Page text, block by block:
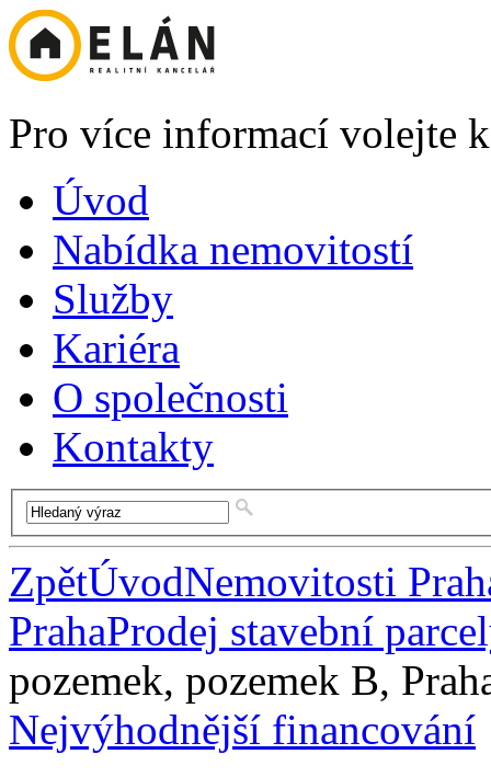
Pro více informací volejte
Úvod
Nabídka nemovitostí
Služby
Kariéra
O společnosti
Kontakty
ZpětÚvodNemovitosti
PrahaProdej stavební
pozemek, pozemek B,
Nejvýhodnější financování